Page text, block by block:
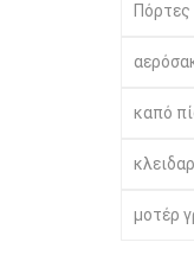
Πόρτες
καπό
μοτέρ